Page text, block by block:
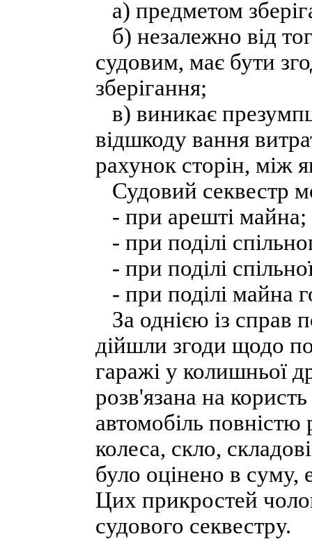
а) предметом
б) незалежно від
судовим, має бути
зберігання;
в) виникає
відшкоду вання
рахунок сторін, між
Судовий секвестр
- при арешті майна;
- при поділі
- при поділі
- при поділі майна
За однією із справ
дійшли згоди щодо
гаражі у колишньої
розв'язана на
автомобіль повністю
колеса, скло,
було оцінено в
Цих прикростей
судового секвестру.